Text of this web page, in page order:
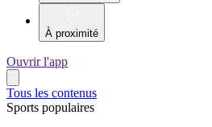
À proximité
Ouvrir l'app
Tous les contenus
Sports populaires